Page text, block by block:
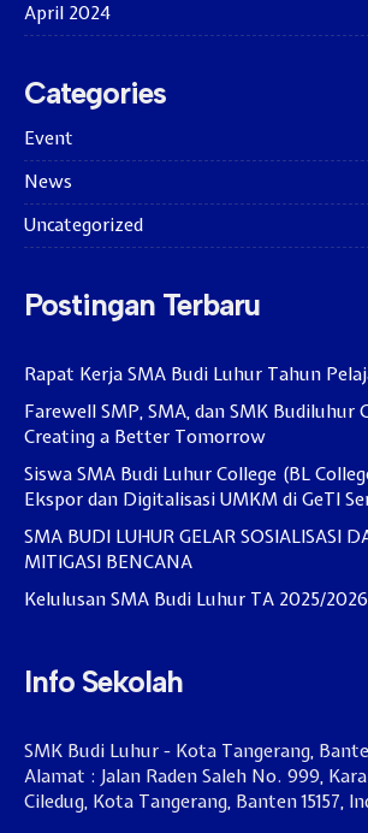
April 2024
Categories
Event
News
Uncategorized
Postingan Terbaru
Rapat Kerja SMA Budi Luhur Tahun
Farewell SMP, SMA, dan SMK Budiluhur
Creating a Better Tomorrow
Siswa SMA Budi Luhur College (BL
Ekspor dan Digitalisasi UMKM di GeTI
SMA BUDI LUHUR GELAR SOSIALISASI
MITIGASI BENCANA
Kelulusan SMA Budi Luhur TA 2025/2026
Info Sekolah
SMK Budi Luhur - Kota Tangerang,
Alamat : Jalan Raden Saleh No. 999,
Ciledug, Kota Tangerang, Banten 15157,